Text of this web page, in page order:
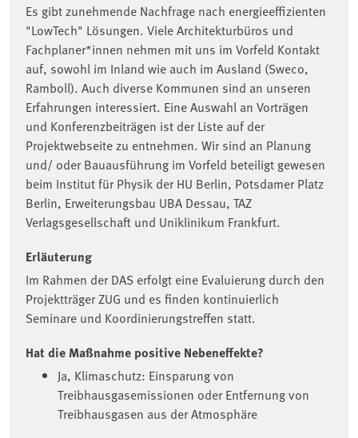
Es gibt zunehmende Nachfrage nach energieeffizienten
"LowTech" Lösungen. Viele Architekturbüros und
Fachplaner*innen nehmen mit uns im Vorfeld Kontakt
auf, sowohl im Inland wie auch im Ausland (Sweco,
Ramboll). Auch diverse Kommunen sind an unseren
Erfahrungen interessiert. Eine Auswahl an Vorträgen
und Konferenzbeiträgen ist der Liste auf der
Projektwebseite zu entnehmen. Wir sind an Planung
und/ oder Bauausführung im Vorfeld beteiligt gewesen
beim Institut für Physik der HU Berlin, Potsdamer Platz
Berlin, Erweiterungsbau UBA Dessau, TAZ
Verlagsgesellschaft und Uniklinikum Frankfurt.
Erläuterung
Im Rahmen der DAS erfolgt eine Evaluierung durch den
Projektträger ZUG und es finden kontinuierlich
Seminare und Koordinierungstreffen statt.
Hat die Maßnahme positive Nebeneffekte?
Ja, Klimaschutz: Einsparung von
Treibhausgasemissionen oder Entfernung von
Treibhausgasen aus der Atmosphäre